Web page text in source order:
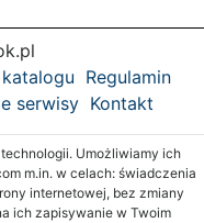
Regulamin
serwisy Kontakt
Umożliwiamy ich
m.in. w celach: świadczenia
internetowej, bez zmiany
ich zapisywanie w Twoim